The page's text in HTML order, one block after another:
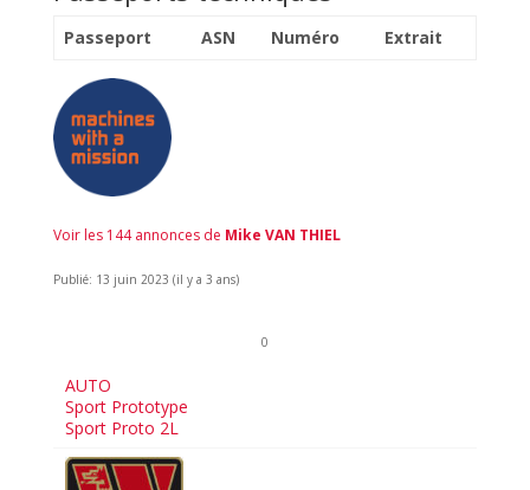
Passeport ASN Numéro Extrait
Voir les 144 annonces de Mike VAN THIEL
Publié: 13 juin 2023 (il y a 3 ans)
0
AUTO
Sport Prototype
Sport Proto 2L